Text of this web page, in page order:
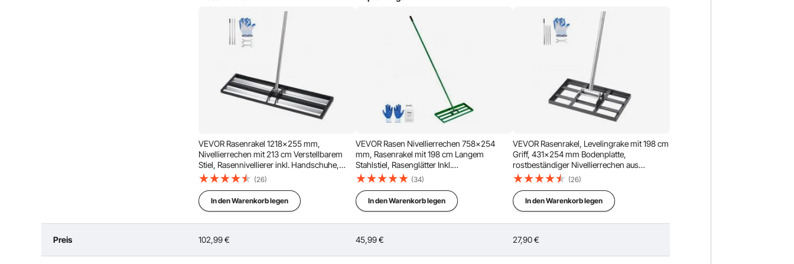
Einfache Installation Installation beendet
VEVOR Rasenrakel 1218x255 mm,
Nivellierrechen mit 213 cm Verstellbarem
Stiel, Rasennivellierer inkl. Handschuhe,
Levelingrake, Flächenebner,
Rasenwerkzeug zum Nivellieren von Gärten
& Golfplätzen
(26)
In den Warenkorb legen
VEVOR Rasen Nivellierrechen 758x254
mm, Rasenrakel mit 198 cm Langem
Stahlstiel, Rasenglätter Inkl.
Gartenhandschuhe, Rasennivelliergerät,
Geeignet für Garten, Golfrasen &
Landwirtschaft
(34)
In den Warenkorb legen
VEVOR Rasenrakel, Levelingrake mit 198 cm
Griff, 431x254 mm Bodenplatte,
rostbeständiger Nivellierrechen aus
Karbonstahl, 5 Höhen einstellbar,
Rasennivellierungswerkzeug für Hof und
Golfplatz
(26)
In den Warenkorb legen
Preis 102,99€ 45,99€ 27,90€